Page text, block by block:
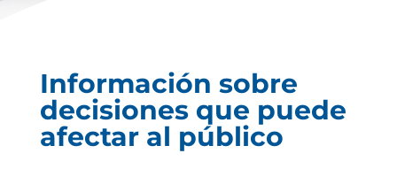
Información sobre
decisiones que puede
afectar al público